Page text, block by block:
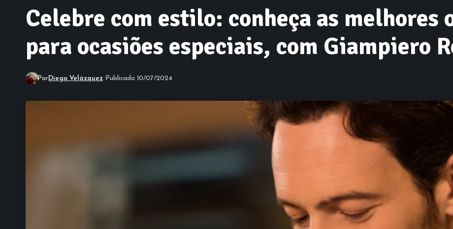
Celebre com estilo: conheça as melhores
para ocasiões especiais, com Giampiero
PorDiego Velázquez Publicado 10/07/2024